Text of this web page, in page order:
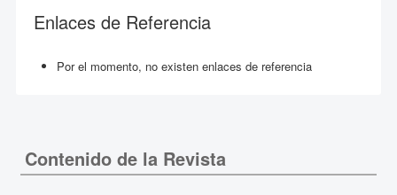
Enlaces de Referencia
Por el momento, no existen enlaces de referencia
Contenido de la Revista